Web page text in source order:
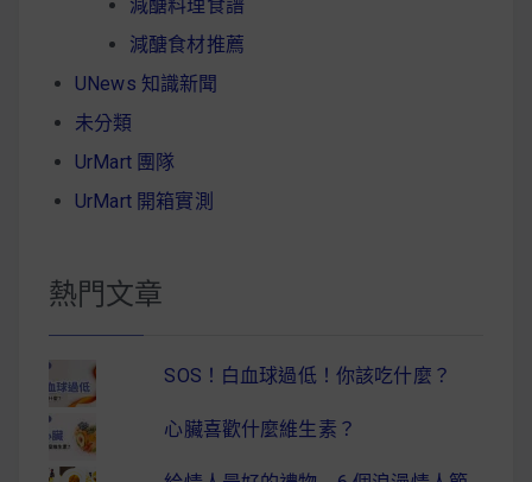
減醣料理食譜
減醣食材推薦
UNews 知識新聞
未分類
UrMart 團隊
UrMart 開箱實測
熱門文章
SOS！白血球過低！你該吃什麼？
心臟喜歡什麼維生素？